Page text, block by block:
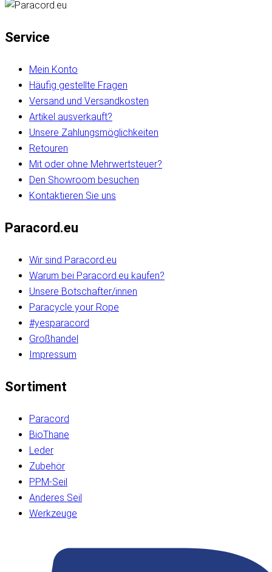
Service
Mein Konto
Häufig gestellte Fragen
Versand und Versandkosten
Artikel ausverkauft?
Unsere Zahlungsmöglichkeiten
Retouren
Mit oder ohne Mehrwertsteuer?
Den Showroom besuchen
Kontaktieren Sie uns
Paracord.eu
Wir sind Paracord.eu
Warum bei Paracord.eu kaufen?
Unsere Botschafter/innen
Paracycle your Rope
#yesparacord
Großhandel
Impressum
Sortiment
Paracord
BioThane
Leder
Zubehör
PPM-Seil
Anderes Seil
Werkzeuge